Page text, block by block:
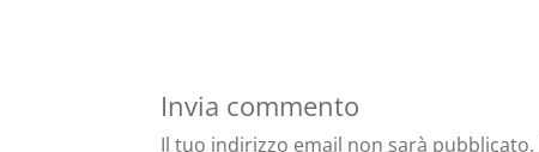
Invia commento
Il tuo indirizzo email non sarà pubblicato.